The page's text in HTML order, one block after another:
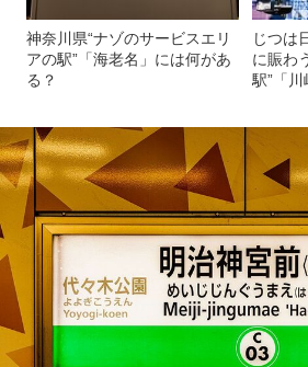
神奈川県“ナゾのサービスエリ
アの駅”「海老名」には何があ
る？
じつは
に賑わ
駅”「